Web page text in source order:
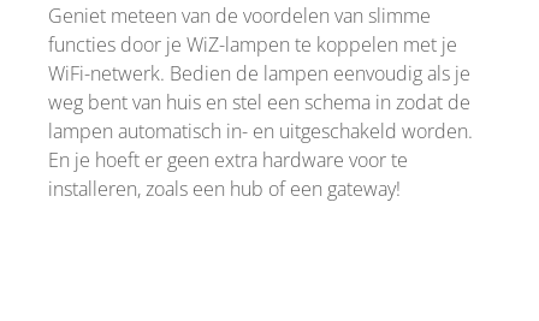
Geniet meteen van de voordelen van slimme
functies door je WiZ-lampen te koppelen met je
WiFi-netwerk. Bedien de lampen eenvoudig als je
weg bent van huis en stel een schema in zodat de
lampen automatisch in- en uitgeschakeld worden.
En je hoeft er geen extra hardware voor te
installeren, zoals een hub of een gateway!